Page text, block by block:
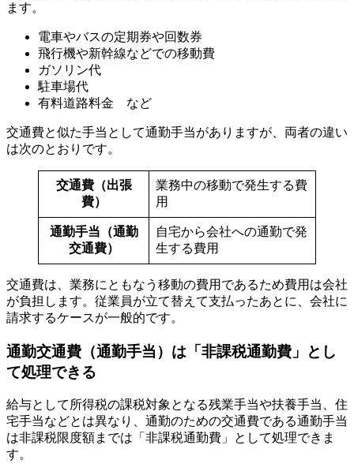
ます。
電車やバスの定期券や回数券
飛行機や新幹線などでの移動費
ガソリン代
駐車場代
有料道路料金 など
交通費と似た手当として通勤手当がありますが、両者の違い
は次のとおりです。
交通費（出張
費）
業務中の移動で発生する費
用
通勤手当（通勤
交通費）
自宅から会社への通勤で発
生する費用
交通費は、業務にともなう移動の費用であるため費用は会社
が負担します。従業員が立て替えて支払ったあとに、会社に
請求するケースが一般的です。
通勤交通費（通勤手当）は「非課税通勤費」とし
て処理できる
給与として所得税の課税対象となる残業手当や扶養手当、住
宅手当などとは異なり、通勤のための交通費である通勤手当
は非課税限度額までは「非課税通勤費」として処理できま
す。